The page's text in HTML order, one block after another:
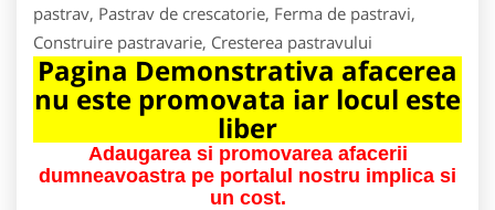
pastrav, Pastrav de crescatorie, Ferma de pastravi,
Construire pastravarie, Cresterea pastravului
Pagina Demonstrativa afacerea
nu este promovata iar locul este
liber
Adaugarea si promovarea afacerii
dumneavoastra pe portalul nostru implica si
un cost.